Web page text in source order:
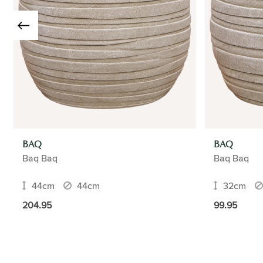
BAQ
Baq Baq
44cm
44cm
204.95
BAQ
Baq Baq
32cm
99.95